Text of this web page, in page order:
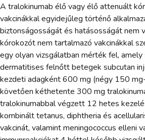
A tralokinumab élő vagy élő attenuált
vakcinákkal egyidejűleg történő
biztonságosságát és hatásosságát nem
kórokozót nem tartalmazó vakcinákkal
egy olyan vizsgálatban mérték fel, amely
dermatitises felnőtt betegek subcutan
kezdeti adagként 600 mg (négy 150
követően kéthetente 300 mg
tralokinumabbal végzett 12 hetes
kombinált tetanus, diphtheria és
vakcinát, valamint meningococcus elleni